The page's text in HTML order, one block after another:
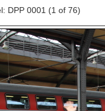
DPP 0001 (1 of 76)